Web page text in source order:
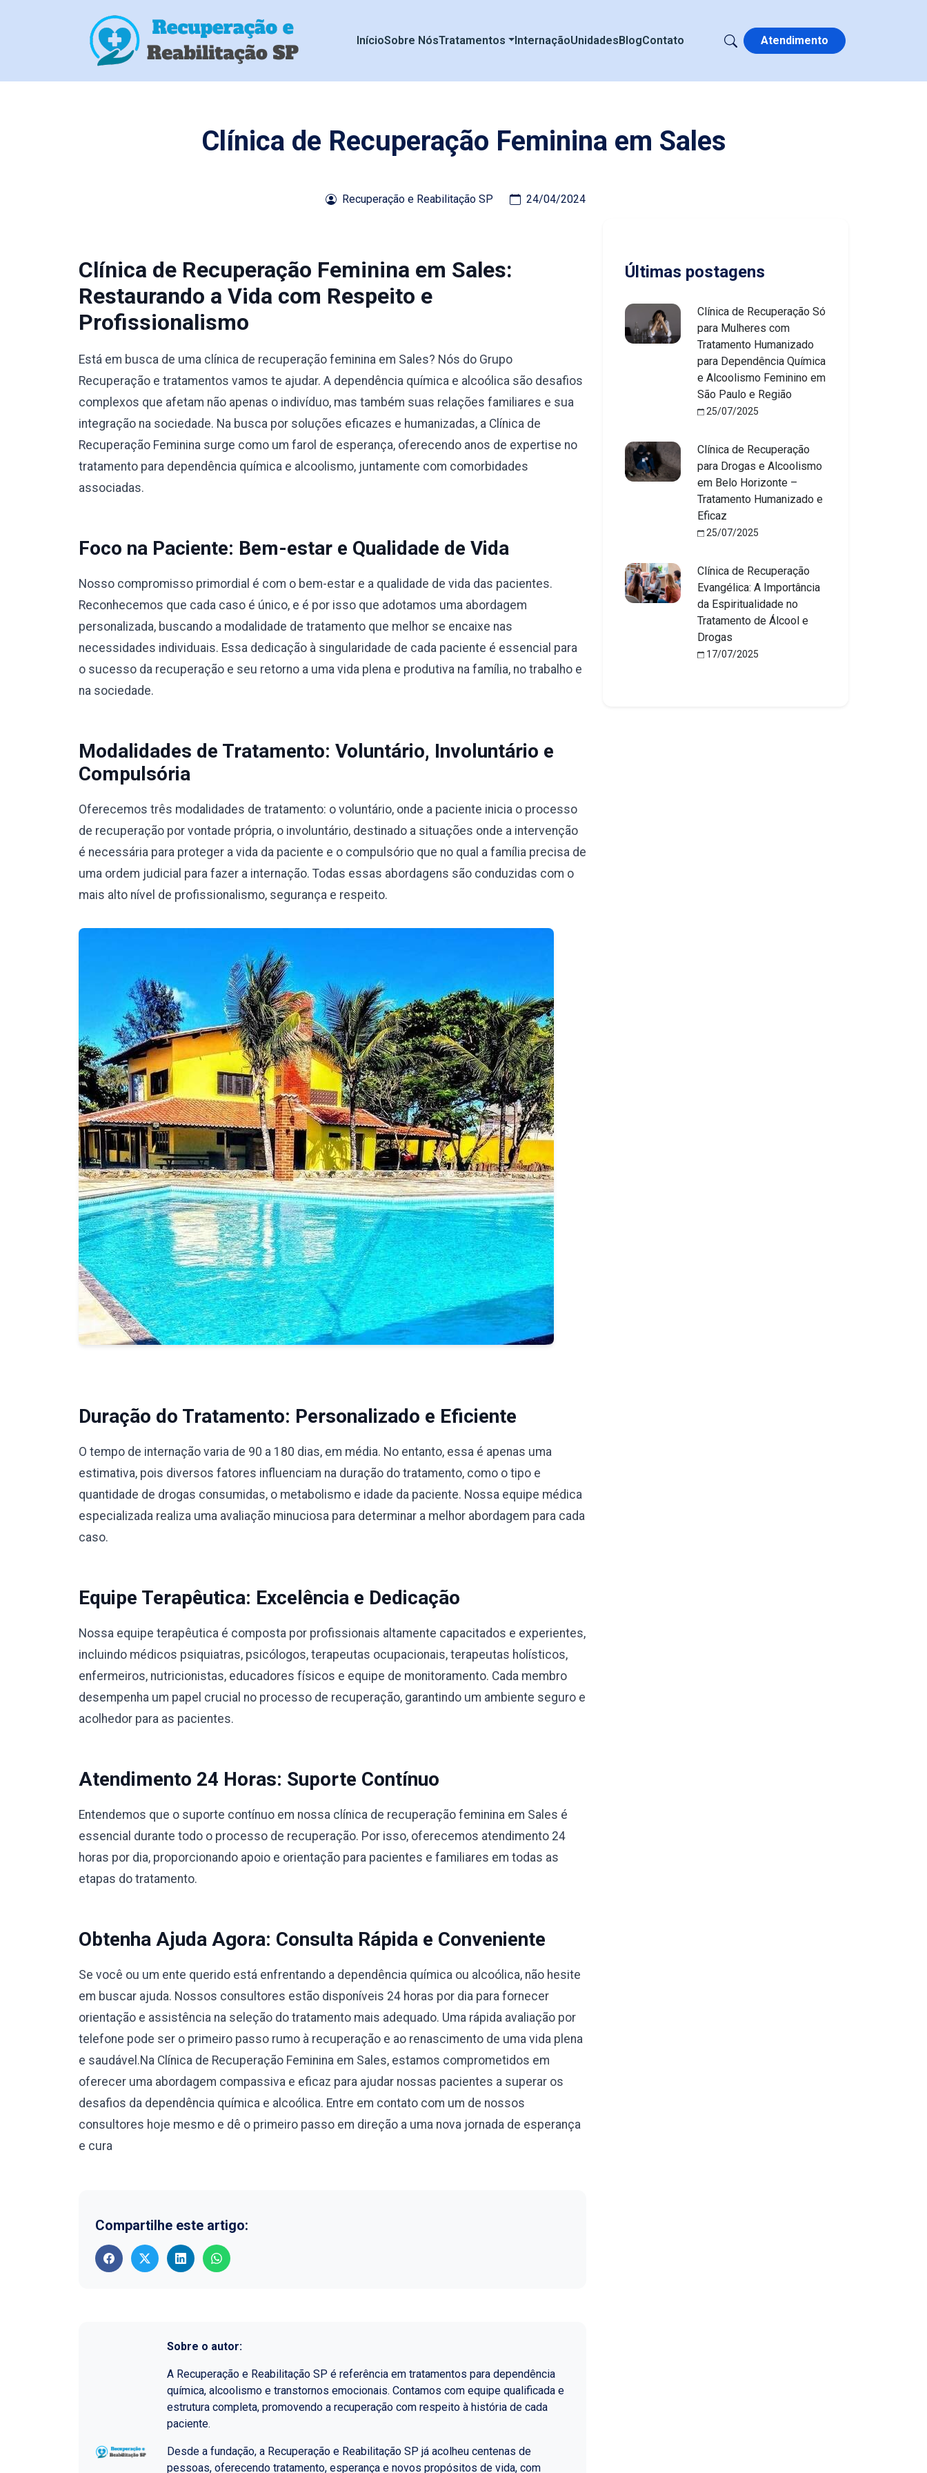
InícioSobre NósTratamentos InternaçãoUnidadesBlogContato Atendimento
Clínica de Recuperação Feminina em Sales
Recuperação e Reabilitação SP 24/04/2024
Clínica de Recuperação Feminina em Sales:
Restaurando a Vida com Respeito e
Profissionalismo
Está em busca de uma clínica de recuperação feminina em Sales? Nós do Grupo
Recuperação e tratamentos vamos te ajudar. A dependência química e alcoólica são desafios
complexos que afetam não apenas o indivíduo, mas também suas relações familiares e sua
integração na sociedade. Na busca por soluções eficazes e humanizadas, a Clínica de
Recuperação Feminina surge como um farol de esperança, oferecendo anos de expertise no
tratamento para dependência química e alcoolismo, juntamente com comorbidades
associadas.
Foco na Paciente: Bem-estar e Qualidade de Vida
Nosso compromisso primordial é com o bem-estar e a qualidade de vida das pacientes.
Reconhecemos que cada caso é único, e é por isso que adotamos uma abordagem
personalizada, buscando a modalidade de tratamento que melhor se encaixe nas
necessidades individuais. Essa dedicação à singularidade de cada paciente é essencial para
o sucesso da recuperação e seu retorno a uma vida plena e produtiva na família, no trabalho e
na sociedade.
Modalidades de Tratamento: Voluntário, Involuntário e
Compulsória
Oferecemos três modalidades de tratamento: o voluntário, onde a paciente inicia o processo
de recuperação por vontade própria, o involuntário, destinado a situações onde a intervenção
é necessária para proteger a vida da paciente e o compulsório que no qual a família precisa de
uma ordem judicial para fazer a internação. Todas essas abordagens são conduzidas com o
mais alto nível de profissionalismo, segurança e respeito.
Duração do Tratamento: Personalizado e Eficiente
O tempo de internação varia de 90 a 180 dias, em média. No entanto, essa é apenas uma
estimativa, pois diversos fatores influenciam na duração do tratamento, como o tipo e
quantidade de drogas consumidas, o metabolismo e idade da paciente. Nossa equipe médica
especializada realiza uma avaliação minuciosa para determinar a melhor abordagem para cada
caso.
Equipe Terapêutica: Excelência e Dedicação
Nossa equipe terapêutica é composta por profissionais altamente capacitados e experientes,
incluindo médicos psiquiatras, psicólogos, terapeutas ocupacionais, terapeutas holísticos,
enfermeiros, nutricionistas, educadores físicos e equipe de monitoramento. Cada membro
desempenha um papel crucial no processo de recuperação, garantindo um ambiente seguro e
acolhedor para as pacientes.
Atendimento 24 Horas: Suporte Contínuo
Entendemos que o suporte contínuo em nossa clínica de recuperação feminina em Sales é
essencial durante todo o processo de recuperação. Por isso, oferecemos atendimento 24
horas por dia, proporcionando apoio e orientação para pacientes e familiares em todas as
etapas do tratamento.
Obtenha Ajuda Agora: Consulta Rápida e Conveniente
Se você ou um ente querido está enfrentando a dependência química ou alcoólica, não hesite
em buscar ajuda. Nossos consultores estão disponíveis 24 horas por dia para fornecer
orientação e assistência na seleção do tratamento mais adequado. Uma rápida avaliação por
telefone pode ser o primeiro passo rumo à recuperação e ao renascimento de uma vida plena
e saudável.Na Clínica de Recuperação Feminina em Sales, estamos comprometidos em
oferecer uma abordagem compassiva e eficaz para ajudar nossas pacientes a superar os
desafios da dependência química e alcoólica. Entre em contato com um de nossos
consultores hoje mesmo e dê o primeiro passo em direção a uma nova jornada de esperança
e cura
Compartilhe este artigo:
Sobre o autor:
A Recuperação e Reabilitação SP é referência em tratamentos para dependência
química, alcoolismo e transtornos emocionais. Contamos com equipe qualificada e
estrutura completa, promovendo a recuperação com respeito à história de cada
paciente.
Desde a fundação, a Recuperação e Reabilitação SP já acolheu centenas de
pessoas, oferecendo tratamento, esperança e novos propósitos de vida, com
Últimas postagens
Clínica de Recuperação Só
para Mulheres com
Tratamento Humanizado
para Dependência Química
e Alcoolismo Feminino em
São Paulo e Região
25/07/2025
Clínica de Recuperação
para Drogas e Alcoolismo
em Belo Horizonte –
Tratamento Humanizado e
Eficaz
25/07/2025
Clínica de Recuperação
Evangélica: A Importância
da Espiritualidade no
Tratamento de Álcool e
Drogas
17/07/2025